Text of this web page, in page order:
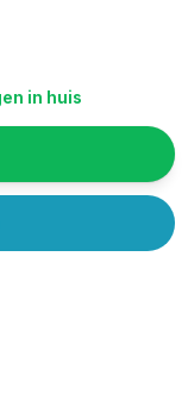
in huis